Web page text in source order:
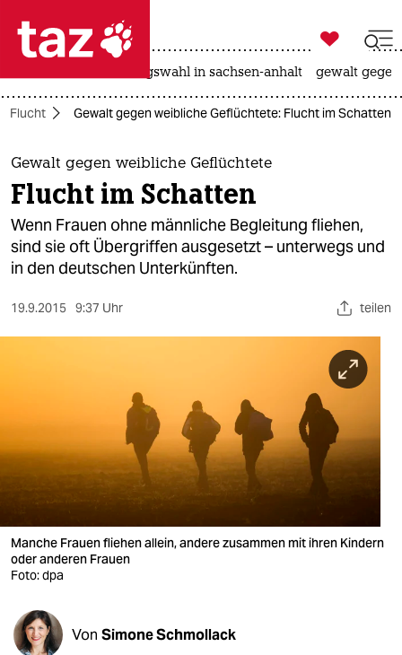
 taz zahl ich
taz zahl ich
themen
politik
öko
nord
wahrheit
verlag
verlag
shop

taz zahl ich
landtagswahl in sachsen-anhalt gewalt
Flucht Gewalt gegen weibliche Geflüchtete: Flucht im Schatten
Gewalt gegen weibliche Geflüchtete
Flucht im Schatten
Wenn Frauen ohne männliche Begleitung fliehen,
sind sie oft Übergriffen ausgesetzt – unterwegs und
in den deutschen Unterkünften.
19.9.2015 9:37 Uhr teilen
Manche Frauen fliehen allein, andere zusammen mit ihren Kindern
oder anderen Frauen
Foto: dpa
Von Simone Schmollack